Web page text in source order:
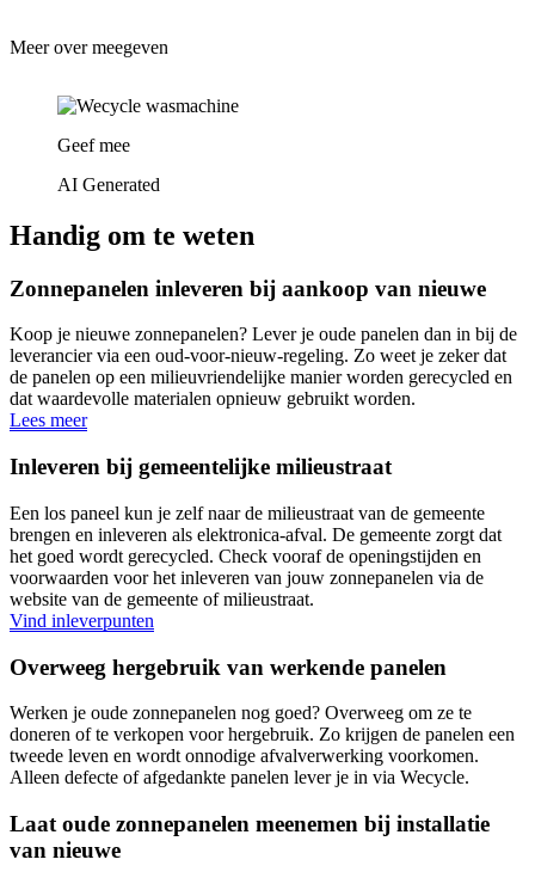
Meer over meegeven
Geef mee
AI Generated
Handig om te weten
Zonnepanelen inleveren bij aankoop van nieuwe
Koop je nieuwe zonnepanelen? Lever je oude panelen dan in bij de
leverancier via een oud-voor-nieuw-regeling. Zo weet je zeker dat
de panelen op een milieuvriendelijke manier worden gerecycled en
dat waardevolle materialen opnieuw gebruikt worden.
Lees meer
Inleveren bij gemeentelijke milieustraat
Een los paneel kun je zelf naar de milieustraat van de gemeente
brengen en inleveren als elektronica-afval. De gemeente zorgt dat
het goed wordt gerecycled. Check vooraf de openingstijden en
voorwaarden voor het inleveren van jouw zonnepanelen via de
website van de gemeente of milieustraat.
Vind inleverpunten
Overweeg hergebruik van werkende panelen
Werken je oude zonnepanelen nog goed? Overweeg om ze te
doneren of te verkopen voor hergebruik. Zo krijgen de panelen een
tweede leven en wordt onnodige afvalverwerking voorkomen.
Alleen defecte of afgedankte panelen lever je in via Wecycle.
Laat oude zonnepanelen meenemen bij installatie
van nieuwe